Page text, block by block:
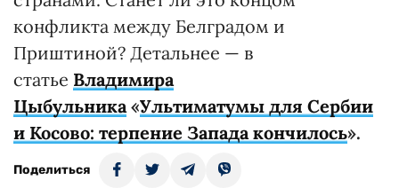
конфликта между Белградом и
Приштиной? Детальнее — в
статье Владимира
Цыбульника«Ультиматумы для Сербии
и Косово: терпение Запада кончилось».
Поделиться